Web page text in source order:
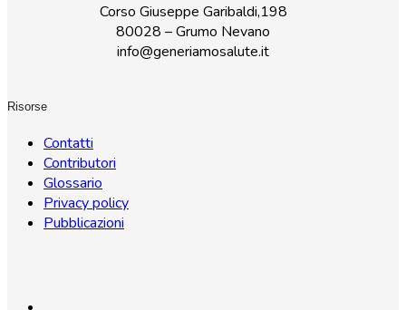
Corso Giuseppe Garibaldi,198
80028 – Grumo Nevano
info@generiamosalute.it
Risorse
Contatti
Contributori
Glossario
Privacy policy
Pubblicazioni